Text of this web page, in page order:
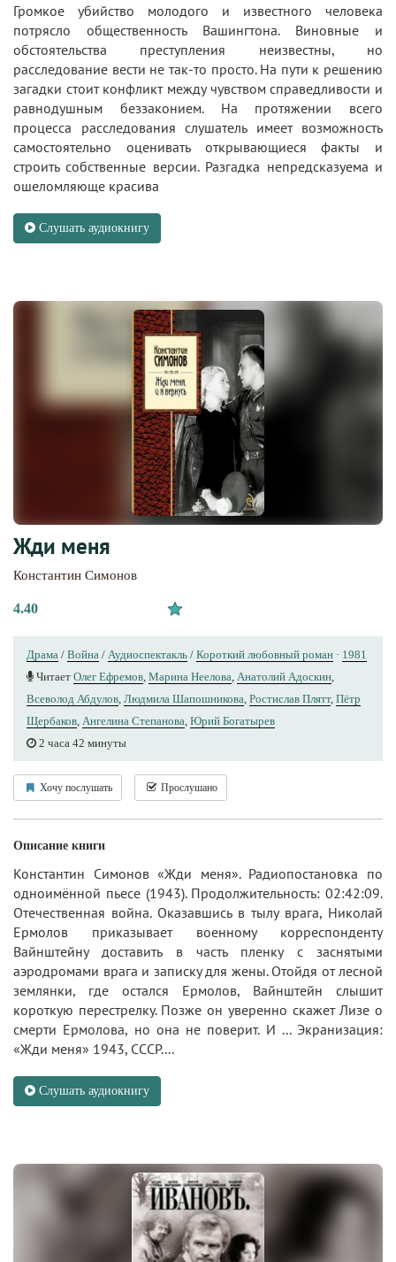
Громкое убийство молодого и известного человека
потрясло общественность Вашингтона. Виновные и
обстоятельства преступления неизвестны, но
расследование вести не так-то просто. На пути к решению
загадки стоит конфликт между чувством справедливости и
равнодушным беззаконием. На протяжении всего
процесса расследования слушатель имеет возможность
самостоятельно оценивать открывающиеся факты и
строить собственные версии. Разгадка непредсказуема и
ошеломляюще красива
Слушать аудиокнигу
Жди меня
Константин Симонов
4.40
Драма / Война / Аудиоспектакль / Короткий любовный роман · 1981
Читает Олег Ефремов, Марина Неелова, Анатолий Адоскин,
Всеволод Абдулов, Людмила Шапошникова, Ростислав Плятт, Пётр
Щербаков, Ангелина Степанова, Юрий Богатырев
2 часа 42 минуты
Хочу послушать Прослушано
Описание книги
Константин Симонов «Жди меня». Радиопостановка по
одноимённой пьесе (1943). Продолжительность: 02:42:09.
Отечественная война. Оказавшись в тылу врага, Николай
Ермолов приказывает военному корреспонденту
Вайнштейну доставить в часть пленку с заснятыми
аэродромами врага и записку для жены. Отойдя от лесной
землянки, где остался Ермолов, Вайнштейн слышит
короткую перестрелку. Позже он уверенно скажет Лизе о
смерти Ермолова, но она не поверит. И ... Экранизация:
«Жди меня» 1943, СССР....
Слушать аудиокнигу